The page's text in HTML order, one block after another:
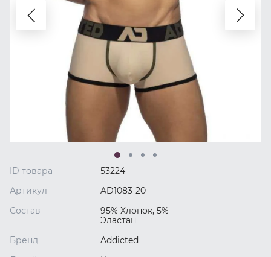
ID товара
53224
Артикул
AD1083-20
Состав
95% Хлопок, 5%
Эластан
Бренд
Addicted